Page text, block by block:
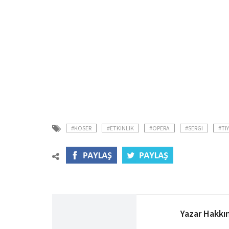
#KOSER #ETKINLIK #OPERA #SERGI
Yazar